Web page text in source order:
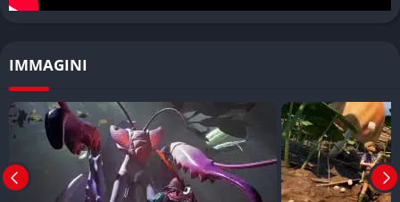
fluida. Il gioco offre anche sistemi di personalizzazione come le
specifici per il personaggio.
Pro e Contro
✔️ Pro
Storia semplice ma efficace che si integra bene con il
gameplay
IMMAGINI